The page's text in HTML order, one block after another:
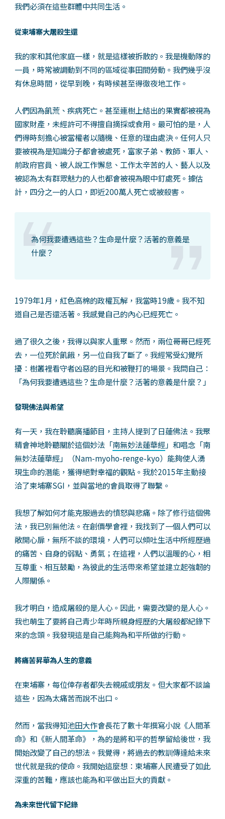
我們必須在這些群體中共同生活。
從柬埔寨大屠殺生還
我的家和其他家庭一樣，就是這樣被拆散的。我是機動隊的
一員，時常被調動到不同的區域從事田間勞動。我們幾乎沒
有休息時間，從早到晚，有時候甚至得徹夜地工作。
人們因為飢荒、疾病死亡。甚至連樹上結出的果實都被視為
國家財產，未經許可不得擅自摘採或食用。最可怕的是，人
們得時刻擔心被當權者以隨機、任意的理由處決。任何人只
要被視為是知識分子都會被處死，富家子弟、教師、軍人、
前政府官員、被人說工作懈怠、工作太辛苦的人、藝人以及
被認為太有群眾魅力的人也都會被視為眼中釘處死。據估
計，四分之一的人口，即近200萬人死亡或被殺害。
為何我要遭遇這些？生命是什麼？活著的意義是
什麼？
1979年1月，紅色高棉的政權瓦解，我當時19歲。我不知
道自己是否還活著。我感覺自己的內心已經死亡。
過了很久之後，我得以與家人重聚。然而，兩位哥哥已經死
去，一位死於飢餓，另一位自我了斷了。我經常受幻覺所
擾：樹叢裡看守者凶惡的目光和被鞭打的場景。我問自己：
「為何我要遭遇這些？生命是什麼？活著的意義是什麼？」
發現佛法與希望
有一天，我在聆聽廣播節目，主持人提到了日蓮佛法。我聚
精會神地聆聽關於這個妙法「南無妙法蓮華經」和唱念「南
無妙法蓮華經」（Nam-myoho-renge-kyo）能夠使人湧
現生命的潛能，獲得絕對幸福的觀點。我於2015年主動接
洽了柬埔寨SGI，並與當地的會員取得了聯繫。
我想了解如何才能克服過去的憤怒與悲痛。除了修行這個佛
法，我已別無他法。在創價學會裡，我找到了一個人們可以
敞開心扉，無所不談的環境，人們可以傾吐生活中所經歷過
的痛苦、自身的弱點、勇氣；在這裡，人們以溫暖的心，相
互尊重、相互鼓勵，為彼此的生活帶來希望並建立起強韌的
人際關係。
我才明白，造成屠殺的是人心。因此，需要改變的是人心。
我也萌生了要將自己青少年時所親身經歷的大屠殺都紀錄下
來的念頭。我發現這是自己能夠為和平所做的行動。
將痛苦昇華為人生的意義
在柬埔寨，每位倖存者都失去親戚或朋友。但大家都不談論
這些，因為太痛苦而說不出口。
然而，當我得知池田大作會長花了數十年撰寫小說《人間革
命》和《新人間革命》，為的是將和平的哲學留給後世，我
開始改變了自己的想法。我覺得，將過去的教訓傳達給未來
世代就是我的使命。我開始這麼想：柬埔寨人民遭受了如此
深重的苦難，應該也能為和平做出巨大的貢獻。
為未來世代留下紀錄